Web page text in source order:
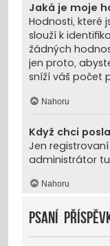
Jaká je moje
Hodnosti, které
slouží k
žádných
jen proto,
sníží váš počet
Nahoru
Když chci
Jen
administrátor
Nahoru
Psaní